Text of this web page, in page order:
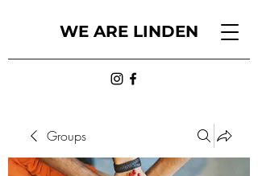
WE ARE LINDEN
Groups